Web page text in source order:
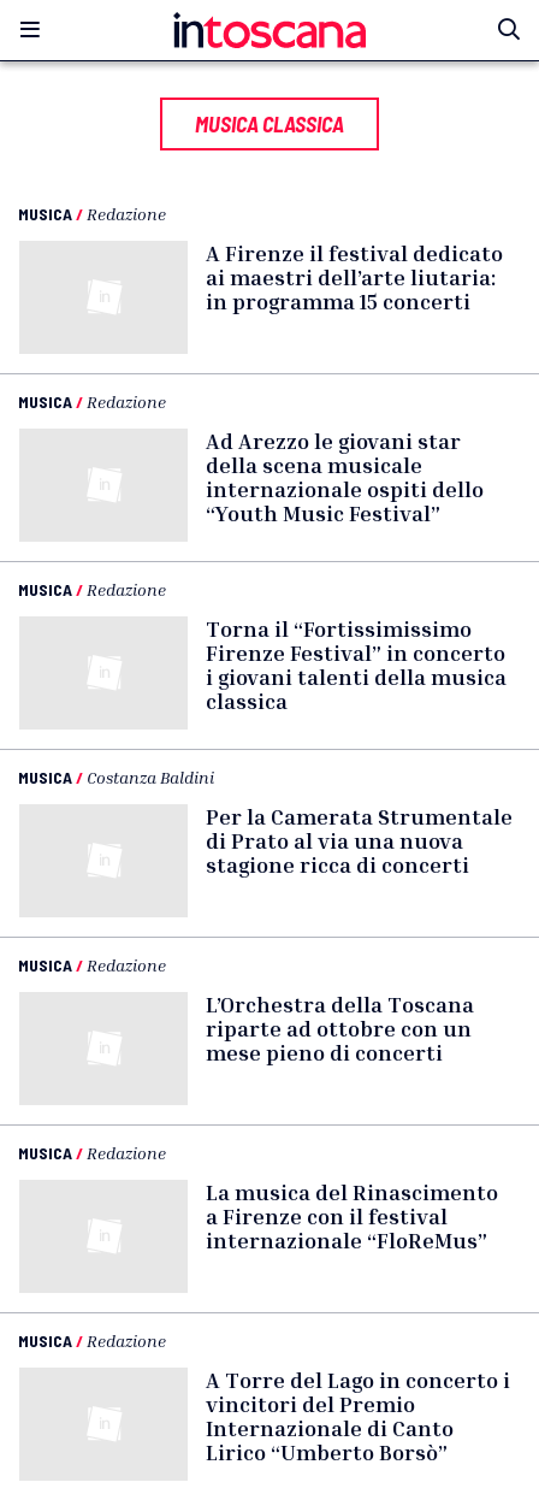
MUSICA CLASSICA
MUSICA/ Redazione
A Firenze il festival dedicato
ai maestri dell’arte liutaria:
in programma 15 concerti
MUSICA/ Redazione
Ad Arezzo le giovani star
della scena musicale
internazionale ospiti dello
“Youth Music Festival”
MUSICA/ Redazione
Torna il “Fortissimissimo
Firenze Festival” in concerto
i giovani talenti della musica
classica
MUSICA/ Costanza Baldini
Per la Camerata Strumentale
di Prato al via una nuova
stagione ricca di concerti
MUSICA/ Redazione
L’Orchestra della Toscana
riparte ad ottobre con un
mese pieno di concerti
MUSICA/ Redazione
La musica del Rinascimento
a Firenze con il festival
internazionale “FloReMus”
MUSICA/ Redazione
A Torre del Lago in concerto i
vincitori del Premio
Internazionale di Canto
Lirico “Umberto Borsò”